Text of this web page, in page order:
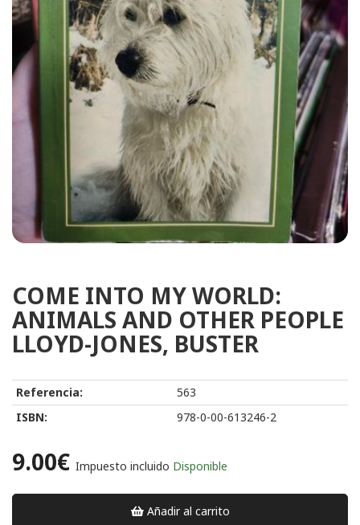
COME INTO MY WORLD:
ANIMALS AND OTHER PEOPLE
LLOYD-JONES, BUSTER
Referencia:
563
ISBN:
978-0-00-613246-2
9.00€ Impuesto incluido Disponible
Añadir al carrito